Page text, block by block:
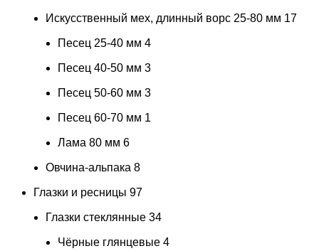
Искусственный мех, длинный ворс 25-80 мм 17
Песец 25-40 мм 4
Песец 40-50 мм 3
Песец 50-60 мм 3
Песец 60-70 мм 1
Лама 80 мм 6
Овчина-альпака 8
Глазки и ресницы 97
Глазки стеклянные 34
Чёрные глянцевые 4